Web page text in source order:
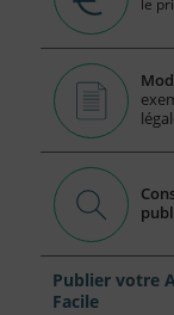
le
Publier votre
Facile